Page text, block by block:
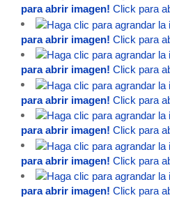
para abrir imagen! Click para
para abrir imagen! Click para
para abrir imagen! Click para
para abrir imagen! Click para
para abrir imagen! Click para
para abrir imagen! Click para
para abrir imagen! Click para